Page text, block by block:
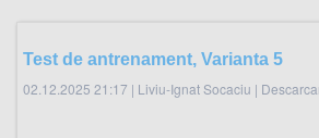
Test de antrenament, Varianta 5
02.12.2025 21:17 | Liviu-Ignat Socaciu |